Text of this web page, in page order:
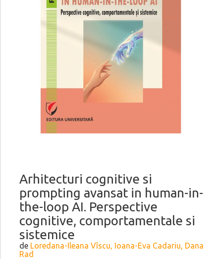
Arhitecturi cognitive si
prompting avansat in human-in-
the-loop AI. Perspective
cognitive, comportamentale si
sistemice
de Loredana-Ileana Vîscu, Ioana-Eva Cadariu, Dana
Rad